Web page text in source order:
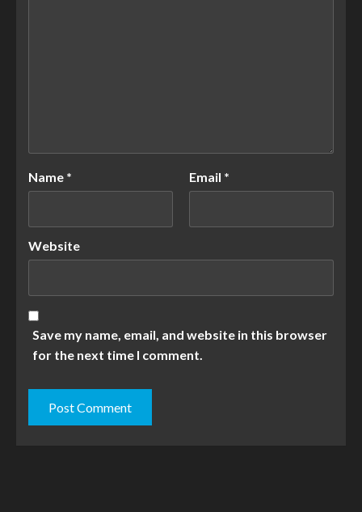
Name * Email *
Website
Save my name, email, and website in this browser
for the next time I comment.